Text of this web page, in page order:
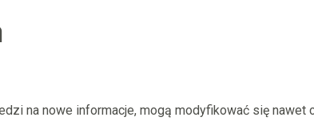
na nowe informacje, mogą modyfikować się nawet